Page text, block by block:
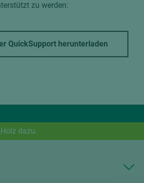
zu werden:
QuickSupport herunterladen
dazu.